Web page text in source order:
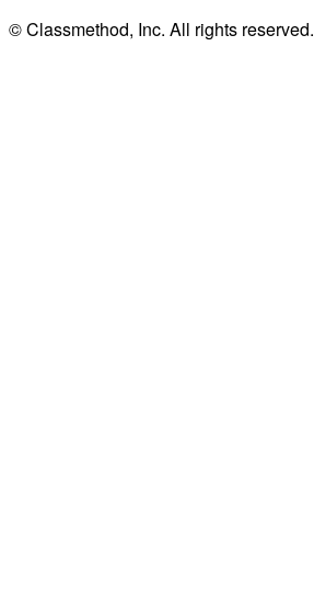
© Classmethod, Inc. All rights reserved.